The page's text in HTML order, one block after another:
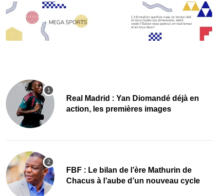
Real Madrid : Yan Diomandé déjà en
action, les premières images
FBF : Le bilan de l’ère Mathurin de
Chacus à l’aube d’un nouveau cycle